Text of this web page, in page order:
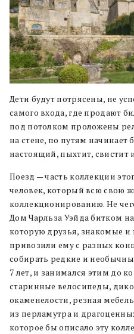
Дети будут потрясены, не
самого входа, где продают
под потолком проложены
на стене, по путям начинает
настоящий, пыхтит, свистит
Поезд — часть коллекции
человек, который всю свою
коллекционированию. Не
Дом Чарльза Уэйда битком
которую друзья, знакомые
привозили ему с разных
собирать редкие и
7 лет, и занимался этим до
старинные велосипеды,
окаменелости, резная
из перламутра и
которое бы описало эту